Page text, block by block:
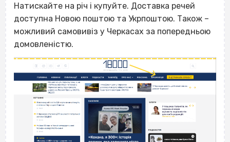
Натискайте на річ і купуйте. Доставка речей
доступна Новою поштою та Укрпоштою. Також –
можливий самовивіз у Черкасах за попередньою
домовленістю.